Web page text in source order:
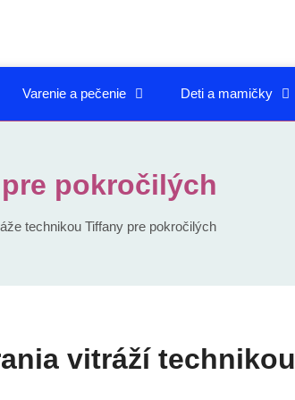
Varenie a pečenie Deti a mamičky
pokročilých
technikou Tiffany pre pokročilých
vitráží technikou